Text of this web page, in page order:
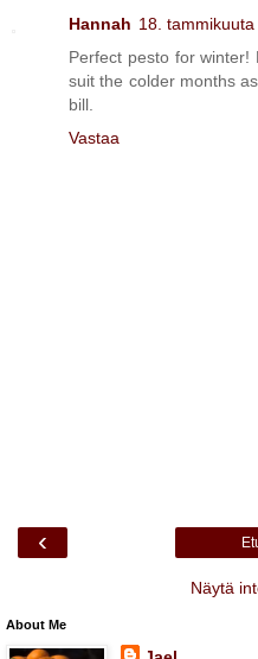
Hannah 18.
Perfect pesto for
suit the colder months
bill.
Vastaa
‹
Näytä
About Me